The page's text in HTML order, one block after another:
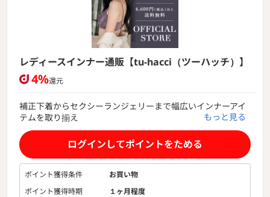
レディースインナー通販【tu-hacci（ツーハッチ）】
4%還元
補正下着からセクシーランジェリーまで幅広いインナーアイ
テムを取り揃え
トレンドをキャッチした商品を低価格・ハイクオリティでご
提供しております。
もっと見る
ログインしてポイントをためる
ポイント獲得条件
お買い物
ポイント獲得時期
１ヶ月程度